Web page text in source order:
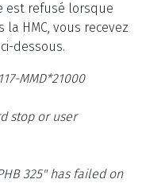
est refusé lorsque
HMC, vous recevez
dessous.
MMD*21000
stop or user
325" has failed on